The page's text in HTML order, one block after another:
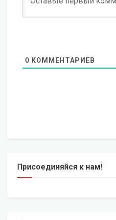
0 КОММЕНТАРИЕВ
Присоединяйся к нам!